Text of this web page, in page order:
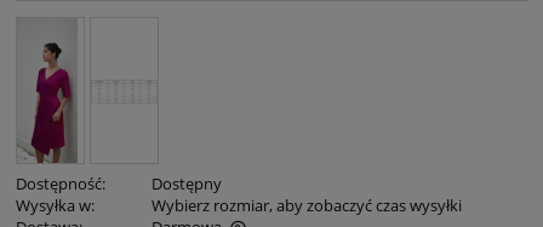
Dostępność:
Dostępny
Wysyłka w:
Wybierz rozmiar, aby zobaczyć czas wysyłki